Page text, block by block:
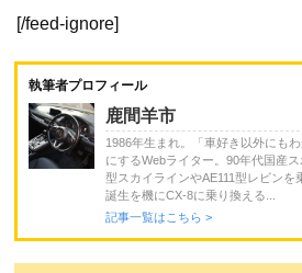
[/feed-ignore]
執筆者プロフィール
鹿間羊市
1986年生まれ。「車好き以外にも
にするWebライター。90年代国産
型スカイラインやAE111型レビン
誕生を機にCX-8に乗り換える...
記事一覧はこちら >